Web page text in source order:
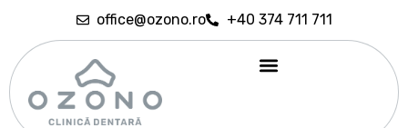
office@ozono.ro +40 374 711 711